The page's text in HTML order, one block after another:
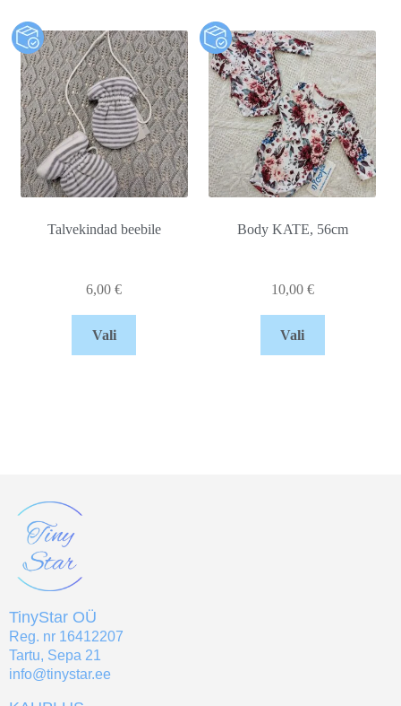
Talvekindad beebile
6,00€
Vali
Body KATE, 56cm
10,00 €
Vali
TinyStar OÜ
Reg. nr 16412207
Tartu, Sepa 21
info@tinystar.ee